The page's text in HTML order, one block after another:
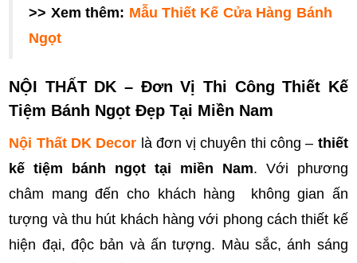
>> Xem thêm: Mẫu Thiết Kế Cửa Hàng Bánh
Ngọt
NỘI THẤT DK – Đơn Vị Thi CôngThiết Kế
Tiệm Bánh Ngọt Đẹp Tại Miền Nam
Nội Thất DK Decor là đơn vị chuyên thi công – thiết
kế tiệm bánh ngọt tại miền Nam. Với phương
châm mang đến cho khách hàng không gian ấn
tượng và thu hút khách hàng với phong cách thiết kế
hiện đại, độc bản và ấn tượng. Màu sắc, ánh sáng